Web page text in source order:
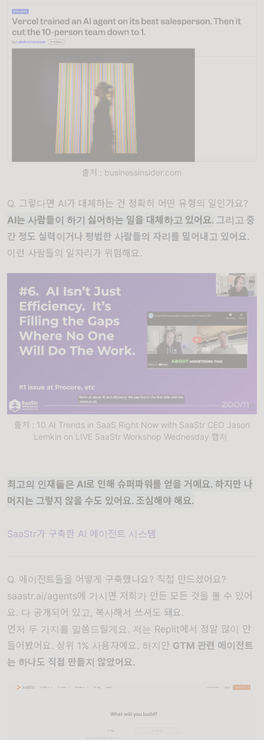
출처 : businessinsider.com
Q. 그렇다면 AI가 대체하는 건 정확히 어떤 유형의 일인가요?
AI는 사람들이 하기 싫어하는 일을 대체하고 있어요. 그리고 중
간 정도 실력이거나 평범한 사람들의 자리를 밀어내고 있어요.
이런 사람들의 일자리가 위험해요.
출처 : 10 AI Trends in SaaS Right Now with SaaStr CEO Jason
Lemkin on LIVE SaaStr Workshop Wednesday 캡처
최고의 인재들은 AI로 인해 슈퍼파워를 얻을 거예요. 하지만 나
머지는 그렇지 않을 수도 있어요. 조심해야 해요.
SaaStr가 구축한 AI 에이전트 시스템
Q. 에이전트들을 어떻게 구축했나요? 직접 만드셨어요?
saastr.ai/agents에 가시면 저희가 만든 모든 것을 볼 수 있어
요. 다 공개되어 있고, 복사해서 쓰셔도 돼요.
먼저 두 가지를 말씀드릴게요. 저는 Replit에서 정말 많이 만
들어봤어요. 상위 1% 사용자예요. 하지만 GTM 관련 에이전트
는 하나도 직접 만들지 않았어요.